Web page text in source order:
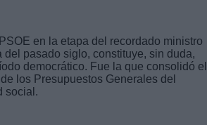
en la etapa del recordado ministro
pasado siglo, constituye, sin duda,
democrático. Fue la que consolidó el
los Presupuestos Generales del
social.